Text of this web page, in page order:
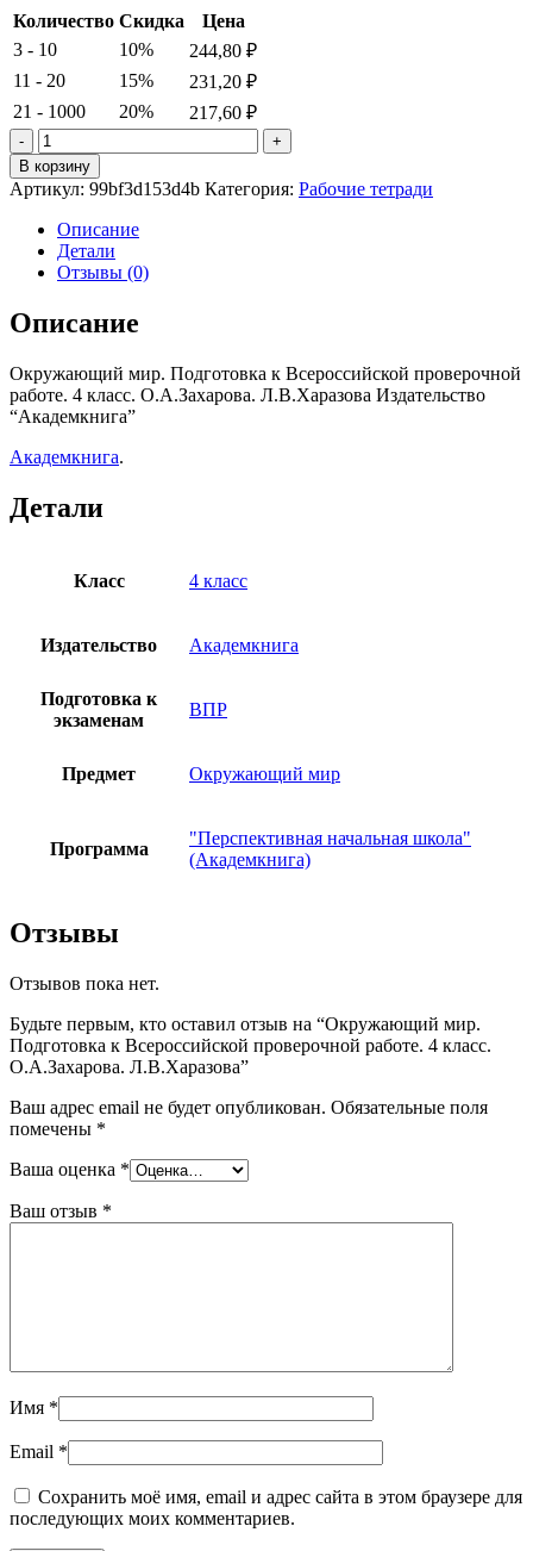
Количество Скидка
Цена
3 - 10
10% 244,80 ₽
11 - 20
15% 231,20 ₽
21 - 1000
20% 217,60 ₽
Количество
товара
Окружающий
мир.
Подготовка
к
Всероссийской
проверочной
4
О.А.Захарова.
Л.В.Харазова
В корзину
Артикул: 99bf3d153d4b Категория: Рабочие тетради
Описание
Детали
Отзывы (0)
Описание
Окружающий мир. Подготовка к Всероссийской проверочной
работе. 4 класс. О.А.Захарова. Л.В.Харазова Издательство
“Академкнига”
Академкнига.
Детали
Класс 4 класс
Издательство Академкнига
Подготовка к
экзаменам
ВПР
Предмет Окружающий мир
Программа
"Перспективная начальная школа"
(Академкнига)
Отзывы
Отзывов пока нет.
Будьте первым, кто оставил отзыв на “Окружающий мир.
Подготовка к Всероссийской проверочной работе. 4 класс.
О.А.Захарова. Л.В.Харазова”
Ваш адрес email не будет опубликован. Обязательные поля
помечены *
Ваша оценка *
Ваш отзыв *
Имя *
Email *
Сохранить моё имя, email и адрес сайта в этом браузере для
последующих моих комментариев.